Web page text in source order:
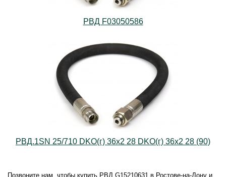
РВД F03050586
РВД.1SN 25/710 DKO(г) 36х2 28 DKO(г) 36х2 28 (90)
Позвоните нам, чтобы купить РВД G15210631 в Ростове-на-Дону и